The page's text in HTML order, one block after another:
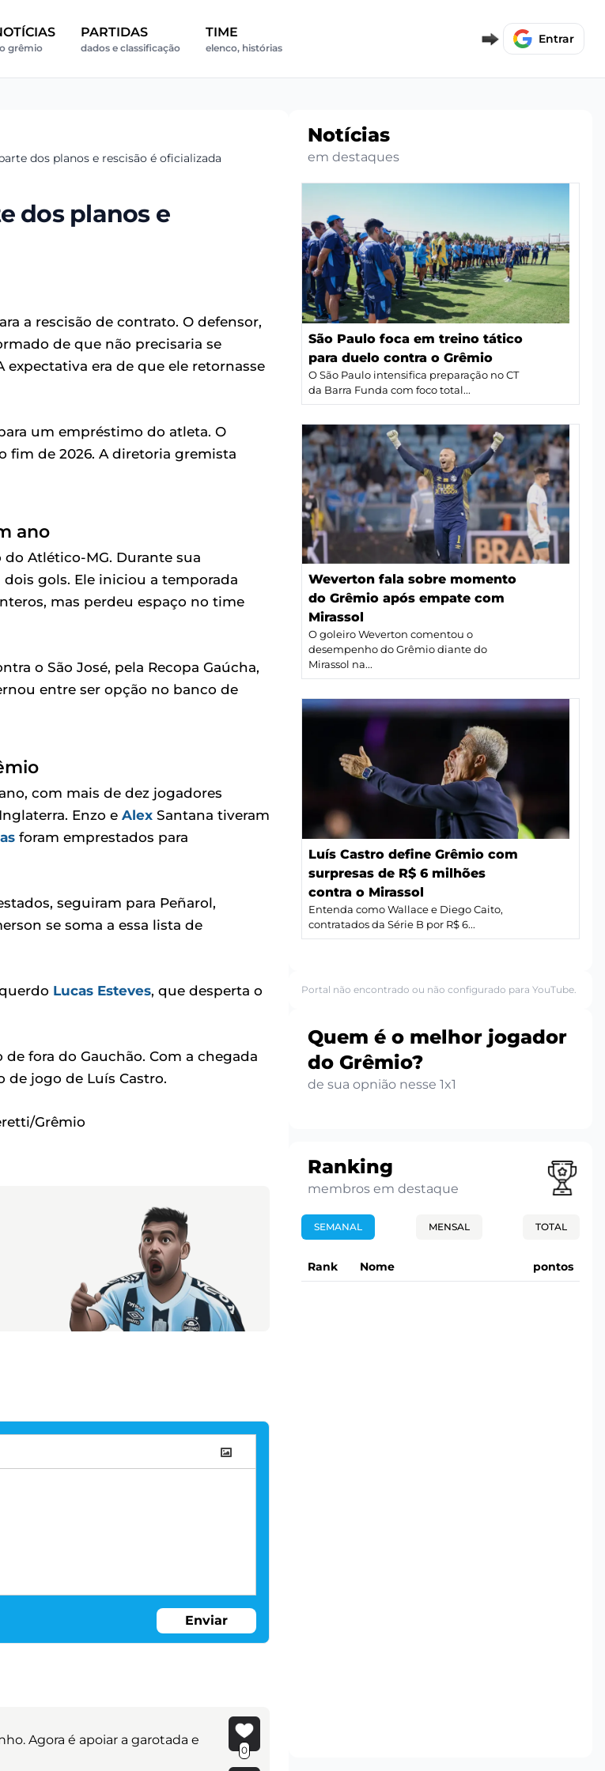
grêmio
PARTIDAS
dados e classificação
TIME
elenco, histórias
Entrar
dos planos e rescisão é oficializada
dos planos e
a rescisão de contrato. O defensor,
de que não precisaria se
expectativa era de que ele retornasse
um empréstimo do atleta. O
fim de 2026. A diretoria gremista
ano
Atlético-MG. Durante sua
gols. Ele iniciou a temporada
mas perdeu espaço no time
o São José, pela Recopa Gaúcha,
entre ser opção no banco de
com mais de dez jogadores
Enzo e Alex Santana tiveram
foram emprestados para
seguiram para Peñarol,
se soma a essa lista de
Lucas Esteves, que desperta o
de fora do Gauchão. Com a chegada
de jogo de Luís Castro.
Grêmio
Enviar
Agora é apoiar a garotada e
0
Notícias
em destaques
São Paulo foca em treino tático
para duelo contra o Grêmio
O São Paulo intensifica preparação no CT
da Barra Funda com foco total...
Weverton fala sobre momento
do Grêmio após empate com
Mirassol
O goleiro Weverton comentou o
desempenho do Grêmio diante do
Mirassol na...
Luís Castro define Grêmio com
surpresas de R$ 6 milhões
contra o Mirassol
Entenda como Wallace e Diego Caito,
contratados da Série B por R$ 6...
Portal não encontrado ou não configurado para YouTube.
Quem é o melhor jogador
do Grêmio?
de sua opnião nesse 1x1
Ranking
membros em destaque
SEMANAL MENSAL TOTAL
Rank Nome pontos